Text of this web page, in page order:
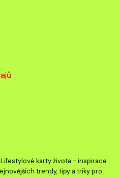
karty života - inspirace
trendy, tipy a triky pro